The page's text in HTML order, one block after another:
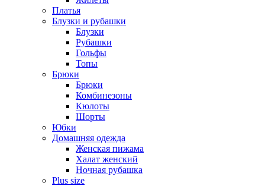
Платья
Блузки и рубашки
Блузки
Рубашки
Гольфы
Топы
Брюки
Брюки
Комбинезоны
Кюлоты
Шорты
Юбки
Домашняя одежда
Женская пижама
Халат женский
Ночная рубашка
Plus size